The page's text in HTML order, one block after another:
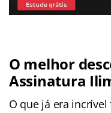
O melhor
Assinatura
O que já era